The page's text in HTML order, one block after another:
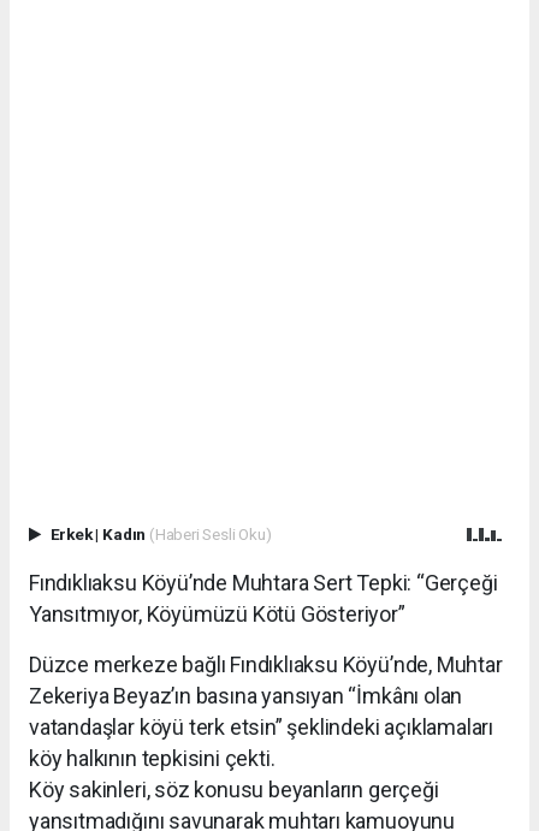
Erkek| Kadın (Haberi Sesli Oku)
Fındıklıaksu Köyü’nde Muhtara Sert Tepki: “Gerçeği
Yansıtmıyor, Köyümüzü Kötü Gösteriyor”
Düzce merkeze bağlı Fındıklıaksu Köyü’nde, Muhtar
Zekeriya Beyaz’ın basına yansıyan “İmkânı olan
vatandaşlar köyü terk etsin” şeklindeki açıklamaları
köy halkının tepkisini çekti.
Köy sakinleri, söz konusu beyanların gerçeği
yansıtmadığını savunarak muhtarı kamuoyunu